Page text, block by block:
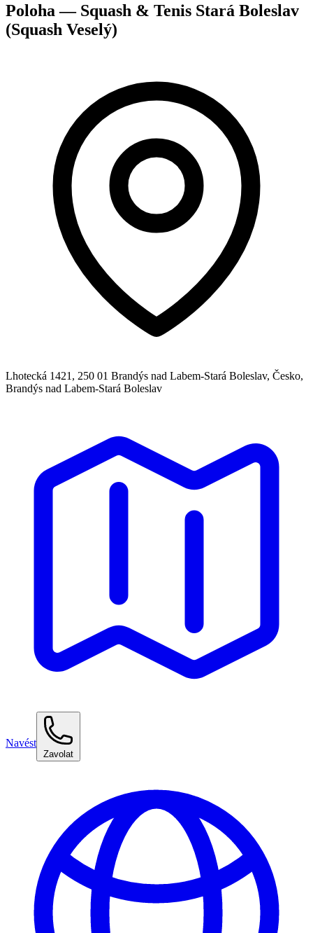
Poloha — Squash & Tenis Stará Boleslav
(Squash Veselý)
Lhotecká 1421, 250 01 Brandýs nad Labem-Stará Boleslav, Česko,
Brandýs nad Labem-Stará Boleslav
Navést
Zavolat